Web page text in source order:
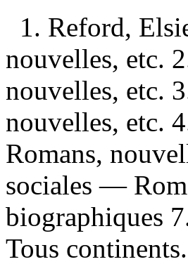
1. Reford,
nouvelles, etc.
nouvelles, etc.
nouvelles, etc.
Romans,
sociales —
biographiques
Tous continents.